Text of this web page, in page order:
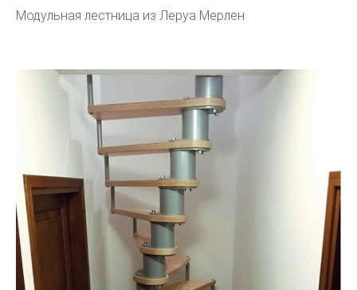
Модульная лестница из Леруа Мерлен